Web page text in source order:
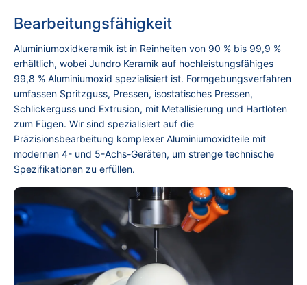
Bearbeitungsfähigkeit
Aluminiumoxidkeramik ist in Reinheiten von 90 % bis 99,9 %
erhältlich, wobei Jundro Keramik auf hochleistungsfähiges
99,8 % Aluminiumoxid spezialisiert ist. Formgebungsverfahren
umfassen Spritzguss, Pressen, isostatisches Pressen,
Schlickerguss und Extrusion, mit Metallisierung und Hartlöten
zum Fügen. Wir sind spezialisiert auf die
Präzisionsbearbeitung komplexer Aluminiumoxidteile mit
modernen 4- und 5-Achs-Geräten, um strenge technische
Spezifikationen zu erfüllen.